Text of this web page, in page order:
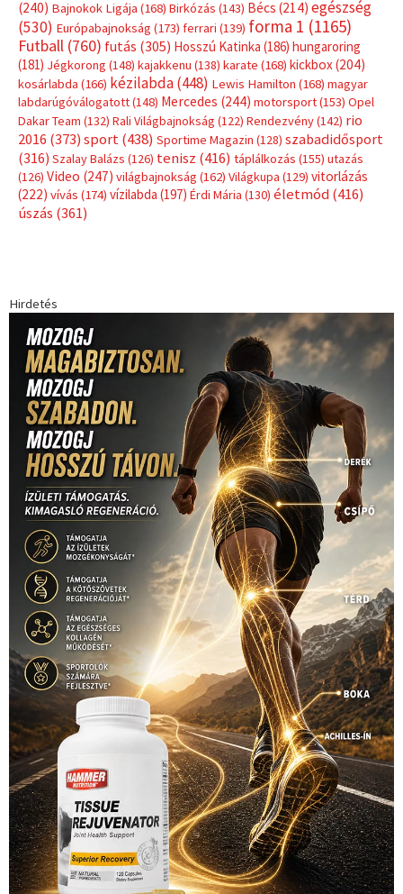
Címkék
(181)Jégkorong(148)kajakkenu(138)karate(168)kickbox(204)
kosárlabda(166) Lewis Hamilton(168)
magyar
labdarúgóválogatott(148)Mercedes (244) motorsport(153)
Opel
Dakar Team(132)Rali Világbajnokság (122) Rendezvény(142)
rio
2016(373)sport Sportime Magazin(128)szabadidősport
(316) Szalay Balázs(126) tenisz(416) táplálkozás(155)utazás
(126)Video(247)világbajnokság (162) Világkupa(129)
vitorlázás
(222) vívás(174) (197) Érdi Mária(130)életmód(416)
úszás(361)
Hirdetés